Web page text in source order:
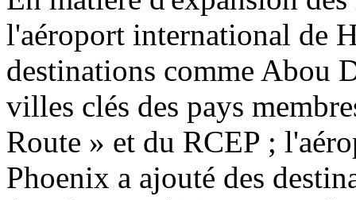
l'aéroport international de
destinations comme Abou
villes clés des pays
Route » et du RCEP ;
Phoenix a ajouté des